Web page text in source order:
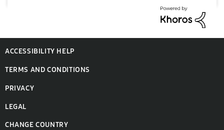
ACCESSIBILITY HELP
TERMS AND CONDITIONS
PRIVACY
LEGAL
CHANGE COUNTRY